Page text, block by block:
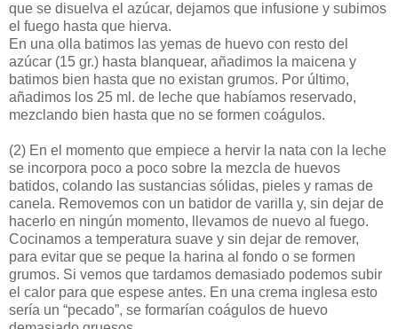
que se disuelva el azúcar, dejamos que infusione y subimos
el fuego hasta que hierva.
En una olla batimos las yemas de huevo con resto del
azúcar (15 gr.) hasta blanquear, añadimos la maicena y
batimos bien hasta que no existan grumos. Por último,
añadimos los 25 ml. de leche que habíamos reservado,
mezclando bien hasta que no se formen coágulos.
(2) En el momento que empiece a hervir la nata con la leche
se incorpora poco a poco sobre la mezcla de huevos
batidos, colando las sustancias sólidas, pieles y ramas de
canela. Removemos con un batidor de varilla y, sin dejar de
hacerlo en ningún momento, llevamos de nuevo al fuego.
Cocinamos a temperatura suave y sin dejar de remover,
para evitar que se peque la harina al fondo o se formen
grumos. Si vemos que tardamos demasiado podemos subir
el calor para que espese antes. En una crema inglesa esto
sería un “pecado”, se formarían coágulos de huevo